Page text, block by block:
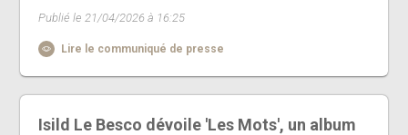
Publié le 21/04/2026 à 16:25
Lire le communiqué de presse
Isild Le Besco dévoile 'Les Mots', un album